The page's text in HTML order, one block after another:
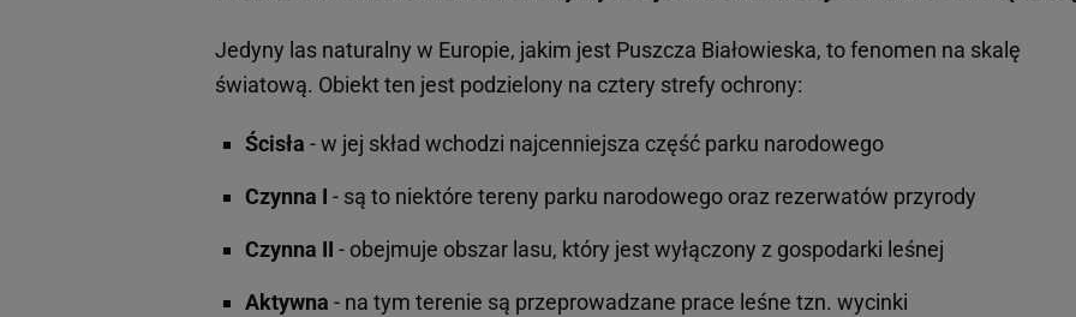
Jedyny las naturalny w Europie, jakim jest Puszcza Białowieska, to fenomen na skalę
światową. Obiekt ten jest podzielony na cztery strefy ochrony:
Ścisła - w jej skład wchodzi najcenniejsza część parku narodowego
Czynna I - są to niektóre tereny parku narodowego oraz rezerwatów przyrody
Czynna II - obejmuje obszar lasu, który jest wyłączony z gospodarki leśnej
Aktywna - na tym terenie są przeprowadzane prace leśne tzn. wycinki